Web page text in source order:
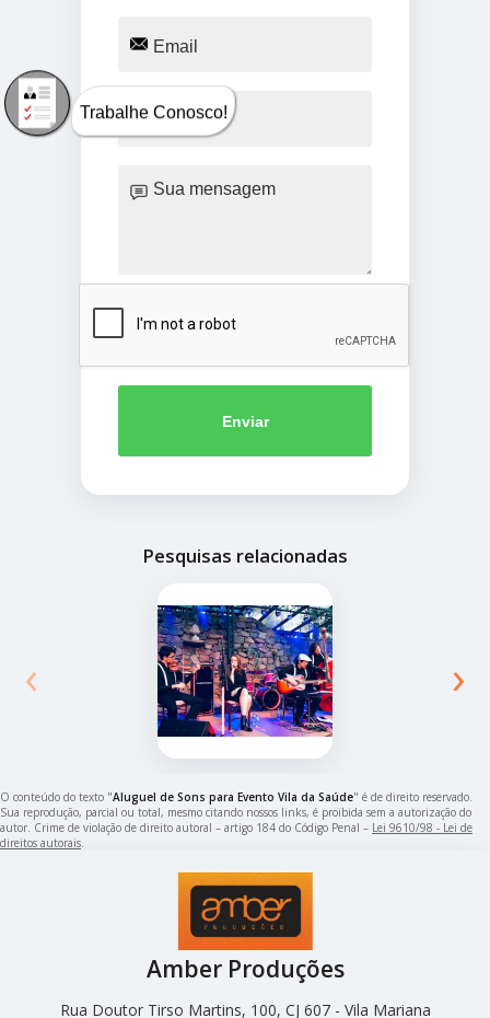
Enviar
Pesquisas relacionadas
‹ ›
O conteúdo do texto "Aluguel de Sons para Evento Vila da Saúde" é de direito reservado.
Sua reprodução, parcial ou total, mesmo citando nossos links, é proibida sem a autorização do
autor. Crime de violação de direito autoral – artigo 184 do Código Penal – Lei 9610/98 - Lei de
direitos autorais.
Amber Produções
Rua Doutor Tirso Martins, 100, CJ 607 - Vila Mariana
Trabalhe Conosco!